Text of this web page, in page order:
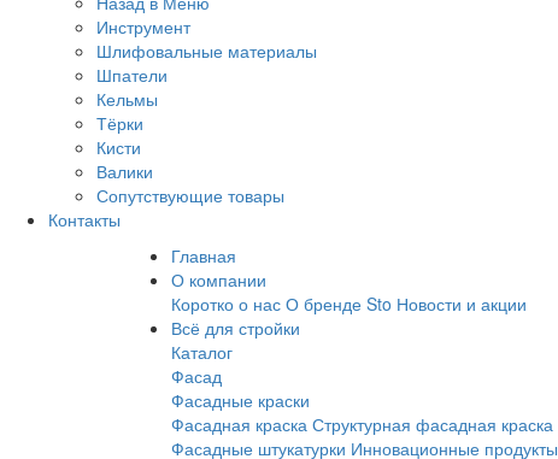
Инструмент
Шлифовальные материалы
Шпатели
Кельмы
Тёрки
Кисти
Валики
Сопутствующие товары
Контакты
Главная
О компании
Коротко о нас О бренде Sto Новости и акции
Всё для стройки
Каталог
Фасад
Фасадные краски
Фасадная краска Структурная фасадная краска
Фасадные штукатурки Инновационные продукты